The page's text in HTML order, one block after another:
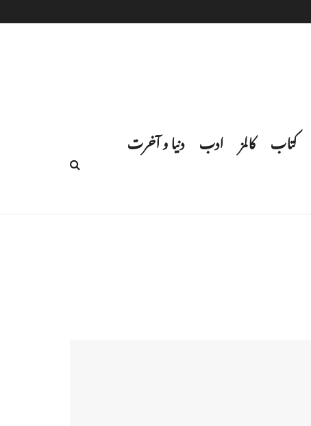
کتاب کالمز ادب دنیا و آخرت